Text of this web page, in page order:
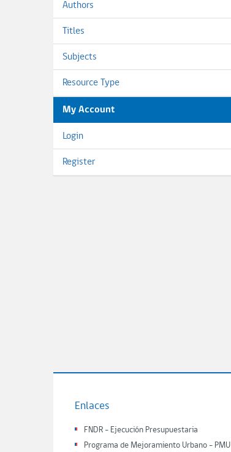
Authors
Titles
Subjects
Resource Type
My Account
Login
Register
Enlaces
FNDR - Ejecución Presupuestaria
Programa de Mejoramiento Urbano - PMU